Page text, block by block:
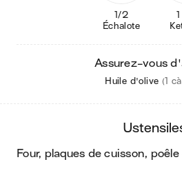
1/2
Échalote
Assurez-vous
Huile d'olive (1
four, plaques de cuisson,